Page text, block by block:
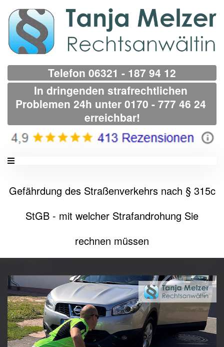
Telefon 06321 - 187 94 12
In dringenden strafrechtlichen
Problemen 24h unter 0170 - 777 46 24
erreichbar!
Gefährdung des Straßenverkehrs nach § 315c
StGB - mit welcher Strafandrohung Sie
rechnen müssen